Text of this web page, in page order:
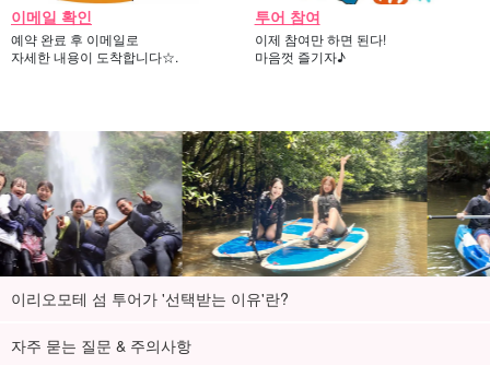
페리 티켓 예약부터 승선 방법까지
이 플랜은 액티비티와 페리 티켓이 세트로 구성되어 있으며, 페리 시
간을 선택하여 신청하셔야 합니다.
이메일 확인
예약 완료 후 이메일로
자세한 내용이 도착합니다☆.
투어 참여
이제 참여만 하면 된다!
마음껏 즐기자♪
이리오모테 섬 투어가 '선택받는 이유'란?
자주 묻는 질문 & 주의사항